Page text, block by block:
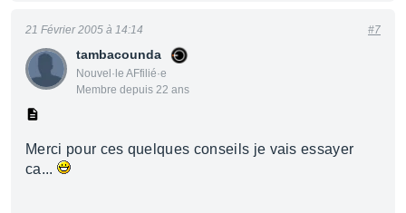
tambacounda
Nouvel·le AFfilié·e
Membre depuis 22 ans
21 Février 2005 à 14:14 #7
Merci pour ces quelques conseils je vais essayer
ca...